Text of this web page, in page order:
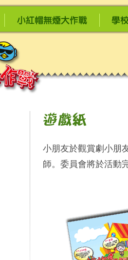
小朋友於觀賞劇小朋
師。委員會將於活動